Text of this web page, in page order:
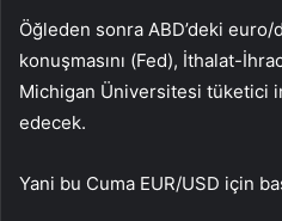
Öğleden sonra ABD’deki euro/
konuşmasını (Fed), İthalat-
Michigan Üniversitesi tüketici
edecek.
Yani bu Cuma EUR/USD için